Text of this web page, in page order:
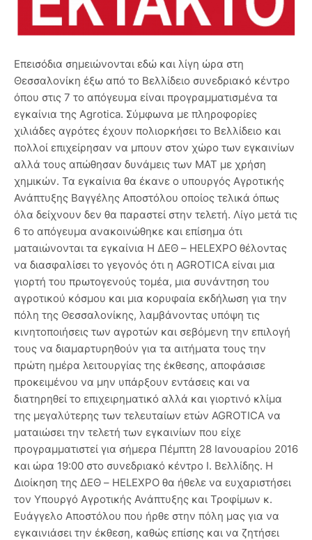
Επεισόδια σημειώνονται εδώ και λίγη ώρα στη
Θεσσαλονίκη έξω από το Βελλίδειο συνεδριακό κέντρο
όπου στις 7 το απόγευμα είναι προγραμματισμένα τα
εγκαίνια της Agrotica. Σύμφωνα με πληροφορίες
χιλιάδες αγρότες έχουν πολιορκήσει το Βελλίδειο και
πολλοί επιχείρησαν να μπουν στον χώρο των εγκαινίων
αλλά τους απώθησαν δυνάμεις των ΜΑΤ με χρήση
χημικών. Τα εγκαίνια θα έκανε ο υπουργός Αγροτικής
Ανάπτυξης Βαγγέλης Αποστόλου οποίος τελικά όπως
όλα δείχνουν δεν θα παραστεί στην τελετή. Λίγο μετά τις
6 το απόγευμα ανακοινώθηκε και επίσημα ότι
ματαιώνονται τα εγκαίνια Η ΔΕΘ – HELEXPO θέλοντας
να διασφαλίσει το γεγονός ότι η AGROTICA είναι μια
γιορτή του πρωτογενούς τομέα, μια συνάντηση του
αγροτικού κόσμου και μια κορυφαία εκδήλωση για την
πόλη της Θεσσαλονίκης, λαμβάνοντας υπόψη τις
κινητοποιήσεις των αγροτών και σεβόμενη την επιλογή
τους να διαμαρτυρηθούν για τα αιτήματα τους την
πρώτη ημέρα λειτουργίας της έκθεσης, αποφάσισε
προκειμένου να μην υπάρξουν εντάσεις και να
διατηρηθεί το επιχειρηματικό αλλά και γιορτινό κλίμα
της μεγαλύτερης των τελευταίων ετών AGROTICA να
ματαιώσει την τελετή των εγκαινίων που είχε
προγραμματιστεί για σήμερα Πέμπτη 28 Ιανουαρίου 2016
και ώρα 19:00 στο συνεδριακό κέντρο Ι. Βελλίδης. Η
Διοίκηση της ΔΕΘ – HELEXPO θα ήθελε να ευχαριστήσει
τον Υπουργό Αγροτικής Ανάπτυξης και Τροφίμων κ.
Ευάγγελο Αποστόλου που ήρθε στην πόλη μας για να
εγκαινιάσει την έκθεση, καθώς επίσης και να ζητήσει